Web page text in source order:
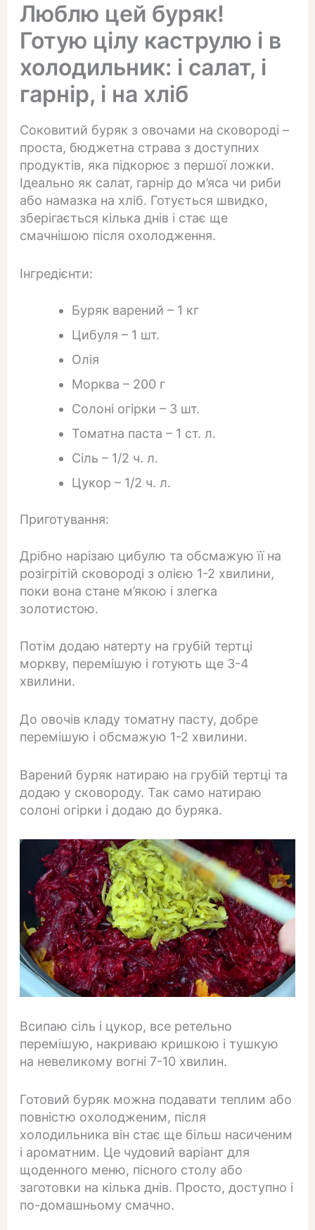
Люблю цей буряк!
Готую цілу каструлю і в
холодильник: і салат, і
гарнір, і на хліб
Соковитий буряк з овочами на сковороді –
проста, бюджетна страва з доступних
продуктів, яка підкорює з першої ложки.
Ідеально як салат, гарнір до м’яса чи риби
або намазка на хліб. Готується швидко,
зберігається кілька днів і стає ще
смачнішою після охолодження.
Інгредієнти:
Буряк варений – 1 кг
Цибуля – 1 шт.
Олія
Морква – 200 г
Солоні огірки – 3 шт.
Томатна паста – 1 ст. л.
Сіль – 1/2 ч. л.
Цукор – 1/2 ч. л.
Приготування:
Дрібно нарізаю цибулю та обсмажую її на
розігрітій сковороді з олією 1-2 хвилини,
поки вона стане м’якою і злегка
золотистою.
Потім додаю натерту на грубій тертці
моркву, перемішую і готують ще 3-4
хвилини.
До овочів кладу томатну пасту, добре
перемішую і обсмажую 1-2 хвилини.
Варений буряк натираю на грубій тертці та
додаю у сковороду. Так само натираю
солоні огірки і додаю до буряка.
Всипаю сіль і цукор, все ретельно
перемішую, накриваю кришкою і тушкую
на невеликому вогні 7-10 хвилин.
Готовий буряк можна подавати теплим або
повністю охолодженим, після
холодильника він стає ще більш насиченим
і ароматним. Це чудовий варіант для
щоденного меню, пісного столу або
заготовки на кілька днів. Просто, доступно і
по-домашньому смачно.